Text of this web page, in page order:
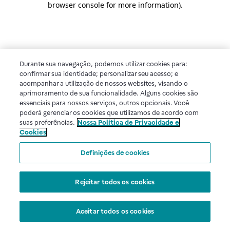
browser console for more information).
Durante sua navegação, podemos utilizar cookies para:
confirmar sua identidade; personalizar seu acesso; e
acompanhar a utilização de nossos websites, visando o
aprimoramento de sua funcionalidade. Alguns cookies são
essenciais para nossos serviços, outros opcionais. Você
poderá gerenciar os cookies que utilizamos de acordo com
suas preferências. Nossa Política de Privacidade e
Cookies
Definições de cookies
Rejeitar todos os cookies
Aceitar todos os cookies